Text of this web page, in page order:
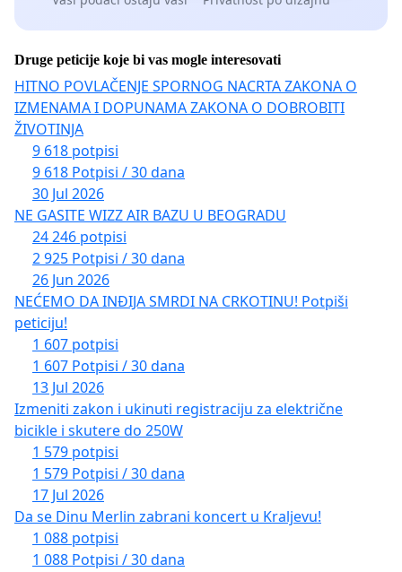
Druge peticije koje bi vas mogle interesovati
HITNO POVLAČENJE SPORNOG NACRTA ZAKONA O
IZMENAMA I DOPUNAMA ZAKONA O DOBROBITI
ŽIVOTINJA
9 618 potpisi
9 618 Potpisi / 30 dana
30 Jul 2026
NE GASITE WIZZ AIR BAZU U BEOGRADU
24 246 potpisi
2 925 Potpisi / 30 dana
26 Jun 2026
NEĆEMO DA INĐIJA SMRDI NA CRKOTINU! Potpiši
peticiju!
1 607 potpisi
1 607 Potpisi / 30 dana
13 Jul 2026
Izmeniti zakon i ukinuti registraciju za električne
bicikle i skutere do 250W
1 579 potpisi
1 579 Potpisi / 30 dana
17 Jul 2026
Da se Dinu Merlin zabrani koncert u Kraljevu!
1 088 potpisi
1 088 Potpisi / 30 dana